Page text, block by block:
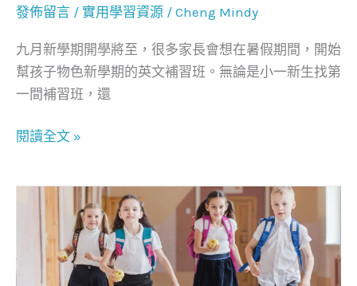
發佈留言 / 實用學習資源 / Cheng Mindy
九月新學期開學將至，很多家長會想在暑假期間，開始
幫孩子物色新學期的英文補習班。無論是小一新生找第
一間補習班，還
點
訴
你
什
是
小
好
的
閱讀全文 »
要